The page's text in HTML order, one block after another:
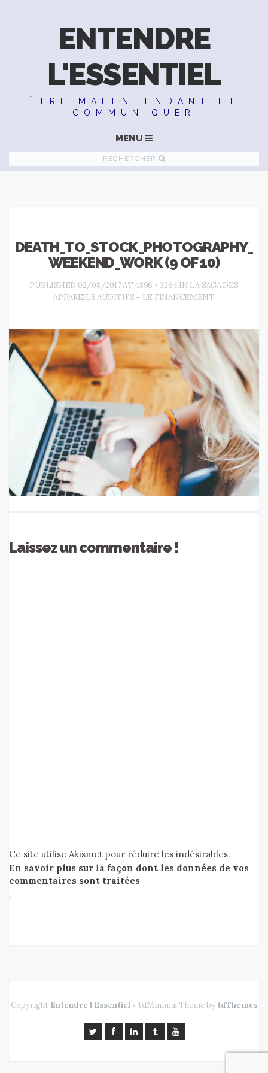
ENTENDRE
L'ESSENTIEL
ÊTRE MALENTENDANT ET
COMMUNIQUER
MENU
RECHERCHER
DEATH_TO_STOCK_PHOTOGRAPHY_
WEEKEND_WORK (9 OF 10)
PUBLISHED 02/08/2017AT 4896 × 3264 IN LA SAGA DES
APPAREILS AUDITIFS – LE FINANCEMENT
Laissez un commentaire !
Ce site utilise Akismet pour réduire les indésirables.
En savoir plus sur la façon dont les données de vos
commentaires sont traitées
.
Copyright Entendre l'Essentiel • tdMinimal Theme by tdThemes